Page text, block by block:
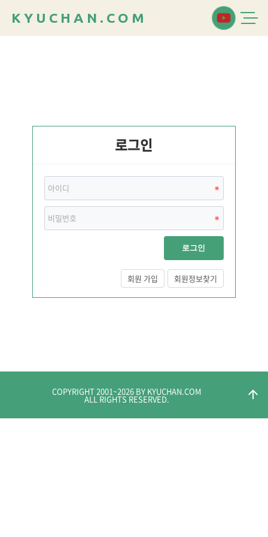
K Y U C H A N . C O M
로그인
로그인
회원 가입 회원정보찾기
arrow_upward
COPYRIGHT 2001~2026 BY KYUCHAN.COM
ALL RIGHTS RESERVED.